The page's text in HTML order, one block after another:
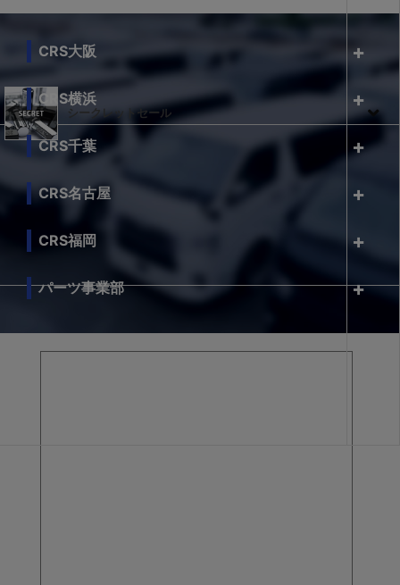
シークレットセール
CRS大阪
CRS横浜
CRS千葉
CRS名古屋
CRS福岡
パーツ事業部